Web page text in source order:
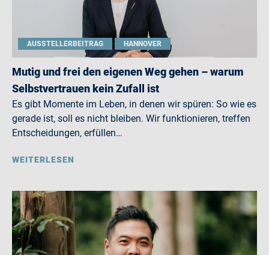
AUSSTELLERBEITRAG HANNOVER
Mutig und frei den eigenen Weg gehen – warum
Selbstvertrauen kein Zufall ist
Es gibt Momente im Leben, in denen wir spüren: So wie es
gerade ist, soll es nicht bleiben. Wir funktionieren, treffen
Entscheidungen, erfüllen…
WEITERLESEN